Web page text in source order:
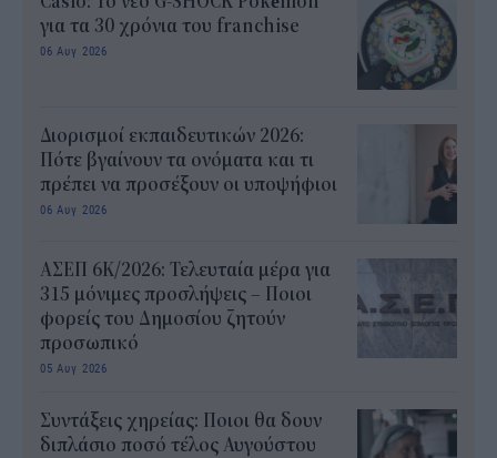
για τα 30 χρόνια του franchise
06 Αυγ 2026
Διορισμοί εκπαιδευτικών 2026:
Πότε βγαίνουν τα ονόματα και τι
πρέπει να προσέξουν οι υποψήφιοι
06 Αυγ 2026
ΑΣΕΠ 6Κ/2026: Τελευταία μέρα για
315 μόνιμες προσλήψεις – Ποιοι
φορείς του Δημοσίου ζητούν
προσωπικό
05 Αυγ 2026
Συντάξεις χηρείας: Ποιοι θα δουν
διπλάσιο ποσό τέλος Αυγούστου